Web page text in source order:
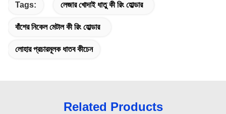
Tags: লেজার খোদাই ধাতু কী রিং হোল্ডার
বাঁশের নিকেল মেটাল কী রিং হোল্ডার
লোহার প্রচারমূলক ধাতব কীচেন
Related Products